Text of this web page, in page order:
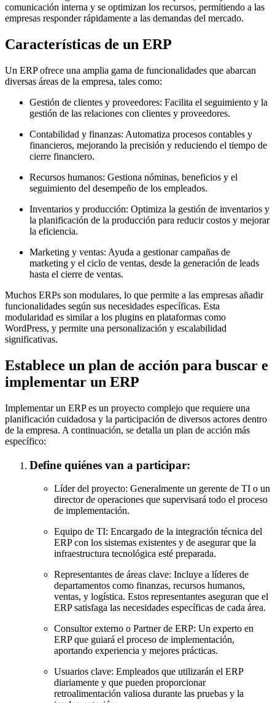
comunicación interna y se optimizan los recursos, permitiendo a las
empresas responder rápidamente a las demandas del mercado.
Características de un ERP
Un ERP ofrece una amplia gama de funcionalidades que abarcan
diversas áreas de la empresa, tales como:
Gestión de clientes y proveedores: Facilita el seguimiento y la
gestión de las relaciones con clientes y proveedores.
Contabilidad y finanzas: Automatiza procesos contables y
financieros, mejorando la precisión y reduciendo el tiempo de
cierre financiero.
Recursos humanos: Gestiona nóminas, beneficios y el
seguimiento del desempeño de los empleados.
Inventarios y producción: Optimiza la gestión de inventarios y
la planificación de la producción para reducir costos y mejorar
la eficiencia.
Marketing y ventas: Ayuda a gestionar campañas de
marketing y el ciclo de ventas, desde la generación de leads
hasta el cierre de ventas.
Muchos ERPs son modulares, lo que permite a las empresas añadir
funcionalidades según sus necesidades específicas. Esta
modularidad es similar a los plugins en plataformas como
WordPress, y permite una personalización y escalabilidad
significativas.
Establece un plan de acción para buscar e
implementar un ERP
Implementar un ERP es un proyecto complejo que requiere una
planificación cuidadosa y la participación de diversos actores dentro
de la empresa. A continuación, se detalla un plan de acción más
específico:
Define quiénes van a participar:
Líder del proyecto: Generalmente un gerente de TI o un
director de operaciones que supervisará todo el proceso
de implementación.
Equipo de TI: Encargado de la integración técnica del
ERP con los sistemas existentes y de asegurar que la
infraestructura tecnológica esté preparada.
Representantes de áreas clave: Incluye a líderes de
departamentos como finanzas, recursos humanos,
ventas, y logística. Estos representantes aseguran que el
ERP satisfaga las necesidades específicas de cada área.
Consultor externo o Partner de ERP: Un experto en
ERP que guiará el proceso de implementación,
aportando experiencia y mejores prácticas.
Usuarios clave: Empleados que utilizarán el ERP
diariamente y que pueden proporcionar
retroalimentación valiosa durante las pruebas y la